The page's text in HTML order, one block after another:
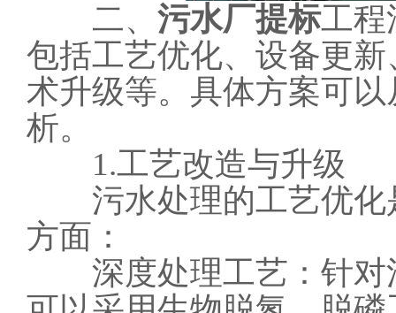
二、 污水厂提标工程
包括工艺优化、设备更
术升级等。具体方案可
析。
1.工艺改造与升级
污水处理的工艺优化
方面：
深度处理工艺：针对